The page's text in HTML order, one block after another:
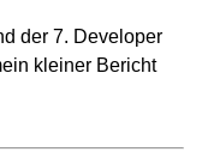
der 7. Developer
kleiner Bericht